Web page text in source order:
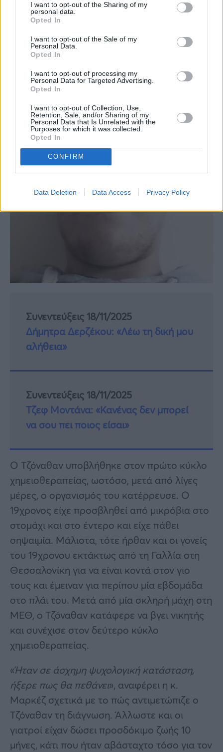
I want to opt-out of the Sharing of my
personal data.
Opted In
I want to opt-out of the Sale of my
Personal Data.
Opted In
I want to opt-out of processing my
Personal Data for Targeted Advertising.
Opted In
I want to opt-out of Collection, Use,
Retention, Sale, and/or Sharing of my
Personal Data that Is Unrelated with the
Purposes for which it was collected.
Opted In
CONFIRM
Data Deletion Data Access Privacy Policy
όλα τα μέρη της Ελλάδας έσπευσαν να
βοηθήσουν με τον πιο απλό τρόπο, τη δωρεά
αίματος, έναν 19χρονο που δεν είχαν
γνωρίσει ποτέ.
Συνεντεύξεις 18/11/2025
Δήμητρα Δερζέκου: «Λέω τη δική μου
αλήθεια»
Συνεντεύξεις 18/11/2025
Τζεφ Μοντάνα: «Κανένας δεν μπορεί
να σου πει ποιος είσαι»
Ο Τζόναθαν υποβλήθηκε στον πρώτο κύκλο
χημειοθεραπείας, ωστόσο, μετά από λίγες
μέρες, ο οργανισμός του κατέρρευσε. Ο
19χρονος είχε προσβληθεί από μικρόβια στο
στομάχι και στο έντερο και είχε πάθει
σηψαιμία. Μάλιστα, τότε ήρθαν και οι γονείς
του 19χρονου εκτάκτως από τη Γαλλία στη
Θεσσαλονίκη για να είναι κοντά στον γιο
τους και έμειναν για περίπου μία εβδομάδα
στο πλάι του. Μετά από μία σκληρή μάχη στη
ΜΕΘ, ο Τζόναθαν κατάφερε να βγει νικητής
και συνέχισε στον δεύτερο κύκλο
χημειοθεραπείας.
«Ήταν σε άσχημη ψυχολογική κατάσταση,
ήξερε πως θα πεθάνει», αναφέρει η κ.
Μαρκέζ σχετικά με το πώς αντιμετώπιζε ο
Τζόναθαν τη διάγνωση. Άλλωστε και οι
γιατροί είχαν δώσει προσδόκιμο ζωής 10
μήνες, κάτι που ήταν αβάσταχτο τόσο για τον